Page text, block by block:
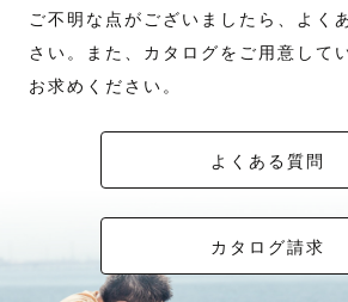
ご不明な点がございましたら、よく
さい。また、カタログをご用意して
お求めください。
よくある質問
カタログ請求